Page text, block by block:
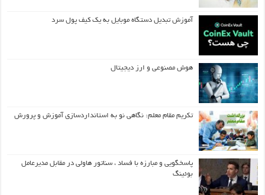
آموزش تبدیل دستگاه موبایل به یک کیف‌ پول سرد
هوش مصنوعی و ارز دیجیتال
تکریم مقام معلم: نگاهی نو به استانداردسازی آموزش و پرورش
پاسخگویی و مبارزه با فساد ، سناتور هاولی در مقابل مدیرعامل
بوئینگ